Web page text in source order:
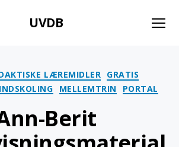
UVDB
Kategorier
LÆREMIDLER GRATIS
INDSKOLING MELLEMTRIN PORTAL
Berit